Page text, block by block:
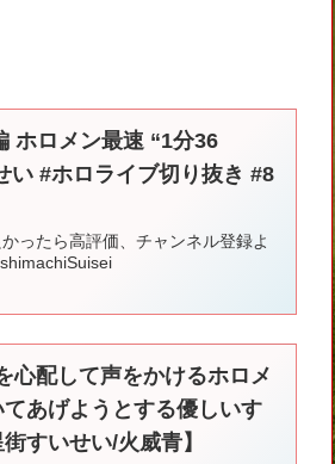
ホロメン最速 “1分36
い #ホロライブ切り抜き #8
ったら高評価、チャンネル登録よ
心配して声をかけるホロメ
あげようとする優しいす
すいせい/火威青】